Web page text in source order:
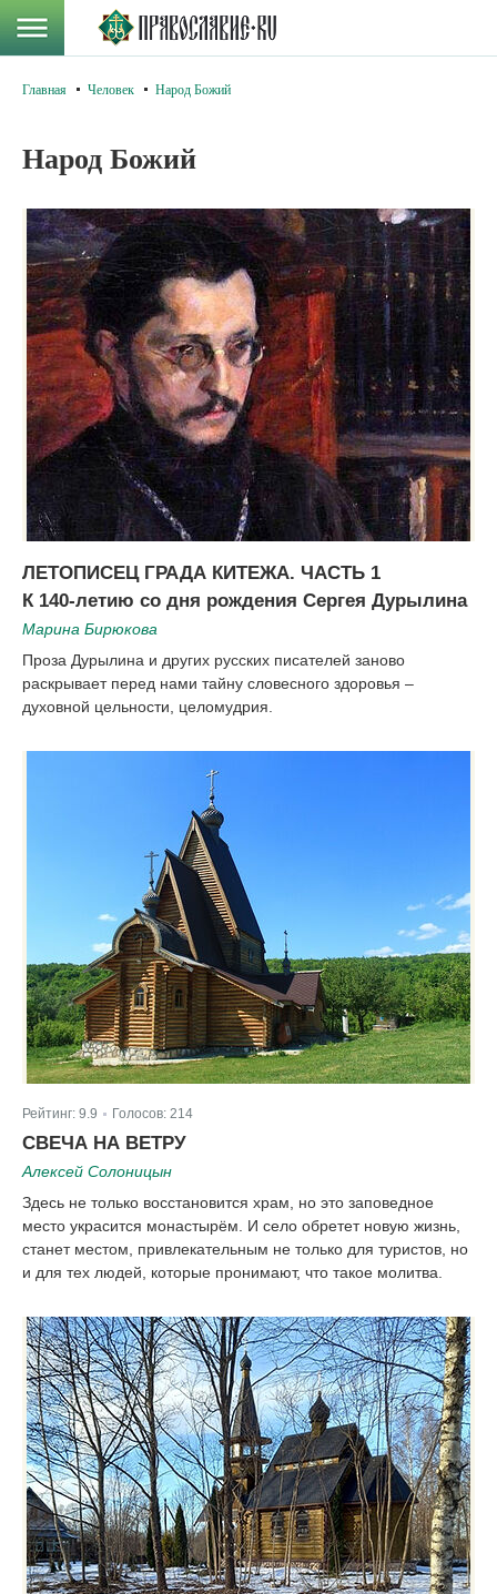
Главная Человек Народ Божий
Народ Божий
ЛЕТОПИСЕЦ ГРАДА КИТЕЖА. ЧАСТЬ 1
К 140-летию со дня рождения Сергея Дурылина
Марина Бирюкова
Проза Дурылина и других русских писателей заново
раскрывает перед нами тайну словесного здоровья –
духовной цельности, целомудрия.
Рейтинг: 9.9 Голосов: 214
СВЕЧА НА ВЕТРУ
Алексей Солоницын
Здесь не только восстановится храм, но это заповедное
место украсится монастырём. И село обретет новую жизнь,
станет местом, привлекательным не только для туристов, но
и для тех людей, которые пронимают, что такое молитва.